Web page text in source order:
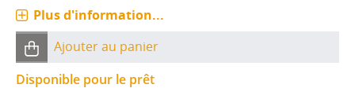
Plus d'information...
Ajouter au panier
Disponible pour le prêt